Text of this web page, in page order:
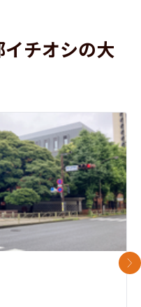
チオシの大
次